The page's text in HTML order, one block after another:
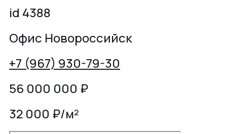
id 4388
Офис Новороссийск
+7 (967) 930-79-30
56 000 000 ₽
32 000 ₽/м²